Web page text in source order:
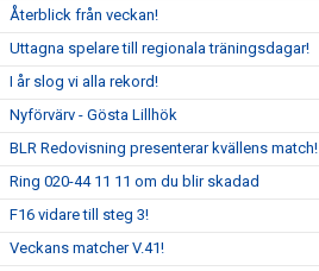
Återblick från veckan!
Uttagna spelare till regionala träningsdagar!
I år slog vi alla rekord!
Nyförvärv - Gösta Lillhök
BLR Redovisning presenterar kvällens match!
Ring 020-44 11 11 om du blir skadad
F16 vidare till steg 3!
Veckans matcher V.41!